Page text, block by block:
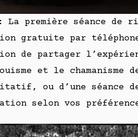
première séance de
gratuite par
de partager
et le chamanisme de
ou d’une séance
selon vos